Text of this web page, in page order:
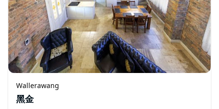
Wallerawang
黑金